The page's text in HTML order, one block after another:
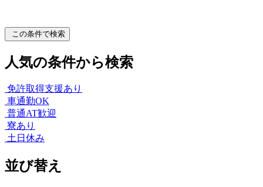
この条件で検索
人気の条件から検索
免許取得支援あり
車通勤OK
普通AT歓迎
寮あり
土日休み
並び替え